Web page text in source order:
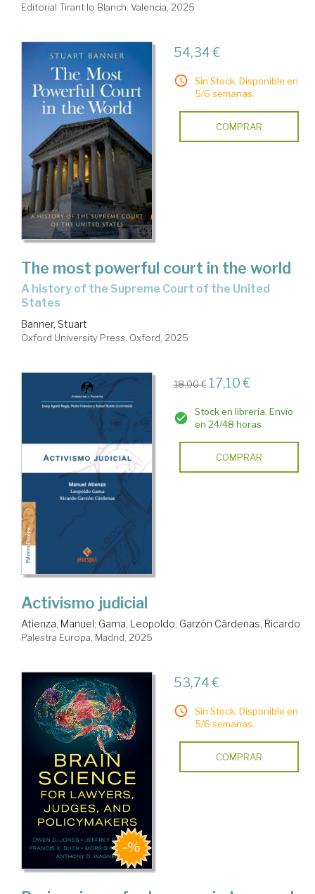
Editorial Tirant lo Blanch. Valencia, 2025
54,34 €
Sin Stock. Disponible en
5/6 semanas.
COMPRAR
The most powerful court in the world
a history of the Supreme Court of the United
States
Banner, Stuart
Oxford University Press. Oxford, 2025
18,00 € 17,10 €
Stock en librería. Envío
en 24/48 horas
COMPRAR
Activismo judicial
Atienza, Manuel; Gama, Leopoldo; Garzón Cárdenas, Ricardo
Palestra Europa. Madrid, 2025
53,74 €
Sin Stock. Disponible en
5/6 semanas.
COMPRAR